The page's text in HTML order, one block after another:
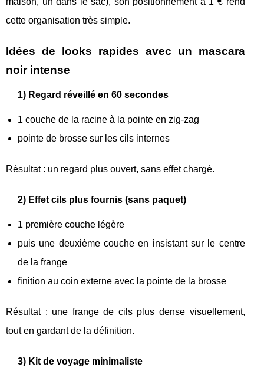
cette organisation très simple.
Idées de looks rapides avec un mascara
noir intense
1) Regard réveillé en 60 secondes
1 couche de la racine à la pointe en zig-zag
pointe de brosse sur les cils internes
Résultat : un regard plus ouvert, sans effet chargé.
2) Effet cils plus fournis (sans paquet)
1 première couche légère
puis une deuxième couche en insistant sur le centre
de la frange
finition au coin externe avec la pointe de la brosse
Résultat : une frange de cils plus dense visuellement,
tout en gardant de la définition.
3) Kit de voyage minimaliste